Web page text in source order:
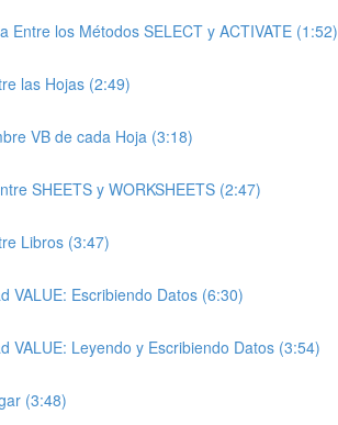
Entre los Métodos SELECT y ACTIVATE (1:52)
las Hojas (2:49)
VB de cada Hoja (3:18)
SHEETS y WORKSHEETS (2:47)
Libros (3:47)
VALUE: Escribiendo Datos (6:30)
VALUE: Leyendo y Escribiendo Datos (3:54)
(3:48)